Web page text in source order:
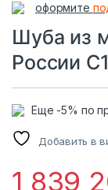
оформите
Шуба из
России
Еще -5% по
Добавить в
1 839